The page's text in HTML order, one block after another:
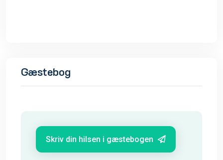
Gæstebog
Skriv din hilsen i gæstebogen